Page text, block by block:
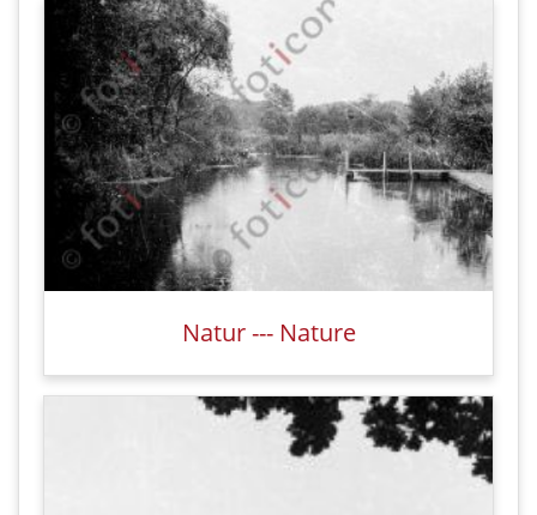
Natur --- Nature